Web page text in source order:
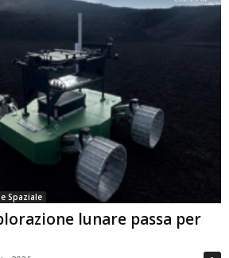
Spaziale
lunare passa per